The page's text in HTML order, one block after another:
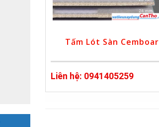
Tấm Lót Sàn Cemboar
Liên hệ: 0941405259